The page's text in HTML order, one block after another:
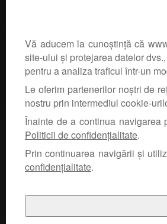
Vă aducem la cunoștință că
site-ului și protejarea datelor
pentru a analiza traficul într-un
Le oferim partenerilor noștri de
nostru prin intermediul cookie-
Înainte de a continua navigarea
Politicii de confidențialitate.
Prin continuarea navigării și
confidențialitate.